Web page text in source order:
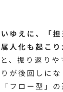
ゆえに、「
人化も起こり
、振り返りや
が後回しに
フロー型」の